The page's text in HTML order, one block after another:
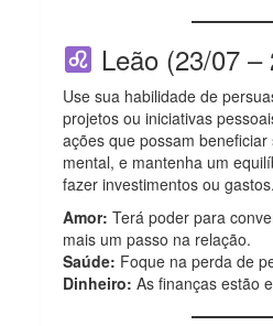
Leão (23/07 –
Use sua habilidade de
projetos ou iniciativas
ações que possam
mental, e mantenha um
fazer investimentos ou gastos.
Amor: Terá poder para
mais um passo na relação.
Saúde: Foque na perda de
Dinheiro: As finanças estão